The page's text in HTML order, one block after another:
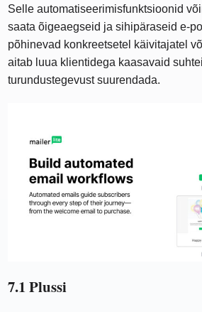
Selle automatiseerimisfunktsioonid
saata õigeaegseid ja sihipäraseid e-
põhinevad konkreetsetel käivitajatel
aitab luua klientidega kaasavaid
turundustegevust suurendada.
7.1 Plussi